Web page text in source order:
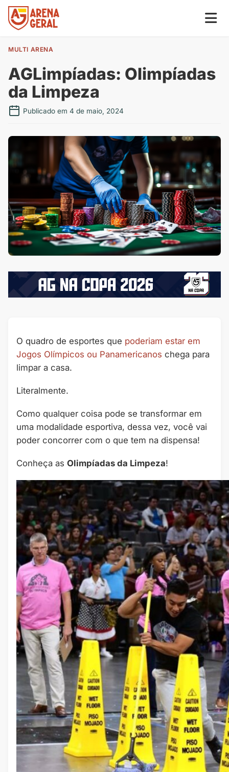
MULTI ARENA
AGLimpíadas: Olimpíadas
da Limpeza
Publicado em 4 de maio, 2024
O quadro de esportes que poderiam estar em
Jogos Olímpicos ou Panamericanos chega para
limpar a casa.
Literalmente.
Como qualquer coisa pode se transformar em
uma modalidade esportiva, dessa vez, você vai
poder concorrer com o que tem na dispensa!
Conheça as Olimpíadas da Limpeza!